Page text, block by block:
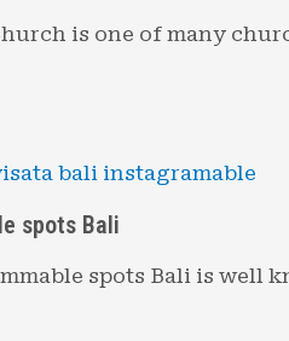
is one of many
spots Bali
spots Bali is well